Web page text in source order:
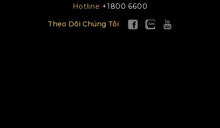
Hotline +1800 6600
Theo Dõi Chúng Tôi